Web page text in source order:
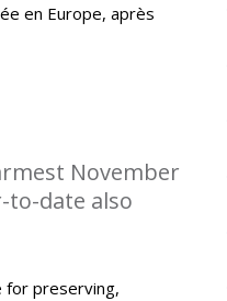
en Europe, après
November
to-date also
for preserving,